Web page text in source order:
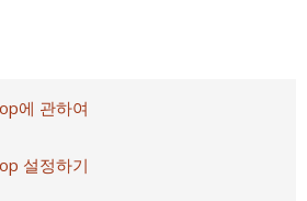
에 관하여
설정하기